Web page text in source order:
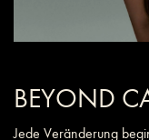
BEYOND
Jede Veränderung